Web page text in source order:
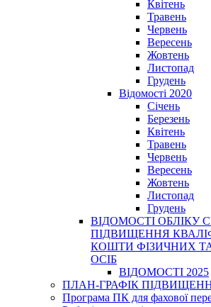
Квітень
Травень
Червень
Вересень
Жовтень
Листопад
Грудень
Відомості 2020
Січень
Березень
Квітень
Травень
Червень
Вересень
Жовтень
Листопад
Грудень
ВІДОМОСТІ ОБЛІКУ
ПІДВИЩЕННЯ
КОШТИ ФІЗИЧНИХ
ОСІБ
ВІДОМОСТІ 2025
ПЛАН-ГРАФІК
Програма ПК для фахової